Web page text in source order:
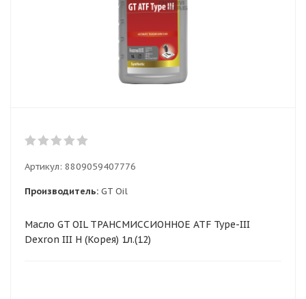
Артикул: 8809059407776
Производитель: GT Oil
Масло GT OIL ТРАНСМИССИОННОЕ ATF Type-III
Dexron III H (Корея) 1л.(12)